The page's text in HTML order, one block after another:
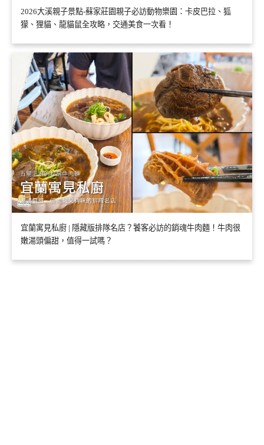
2026大溪親子景點-蘇家莊園親子必訪動物樂園：卡皮巴拉、狐
獴、狸貓、龍貓鼠全攻略，交通美食一次看！
宜蘭寓見私廚 | 隱藏版排隊名店？饕客必訪的銷魂牛肉麵！牛肉很
嫩湯頭偏甜，值得一試嗎？